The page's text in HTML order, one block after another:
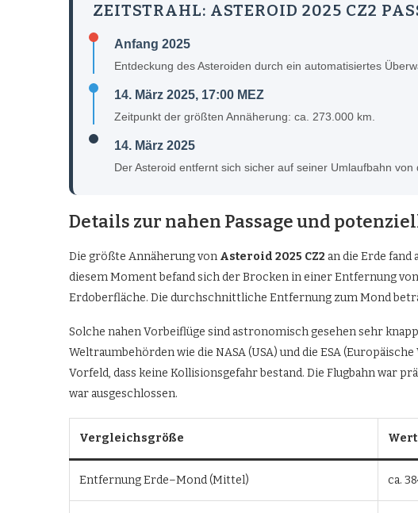
ZEITSTRAHL: ASTEROID 2025 CZ2
Anfang 2025
Entdeckung des Asteroiden durch ein automatisiertes
14. März 2025, 17:00 MEZ
Zeitpunkt der größten Annäherung: ca. 273.000 km.
14. März 2025
Der Asteroid entfernt sich sicher auf seiner Umlaufbahn von
Details zur nahen Passage und
Die größte Annäherung von Asteroid 2025 CZ2 an die Erde fand
diesem Moment befand sich der Brocken in einer Entfernung
Erdoberfläche. Die durchschnittliche Entfernung zum Mond
Solche nahen Vorbeiflüge sind astronomisch gesehen sehr
Weltraumbehörden wie die NASA (USA) und die ESA
Vorfeld, dass keine Kollisionsgefahr bestand. Die Flugbahn war
war ausgeschlossen.
Vergleichsgröße Wert
Entfernung Erde–Mond (Mittel) ca.